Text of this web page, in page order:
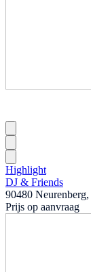
Highlight
DJ & Friends
90480
Prijs op aanvraag